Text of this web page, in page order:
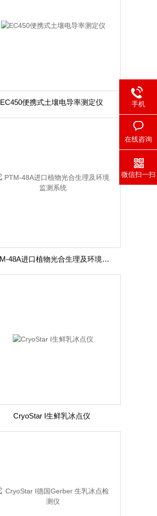
EC450便携式土壤电导率测定仪
PTM-48A进口植物光合生理及环境监测系统
CryoStar I生鲜乳冰点仪
手机
在线咨询
微信扫一扫